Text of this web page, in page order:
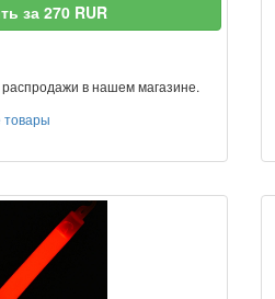
за 270 RUR
в нашем магазине.